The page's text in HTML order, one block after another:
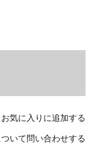
お気に入りに追加する
いて問い合わせする